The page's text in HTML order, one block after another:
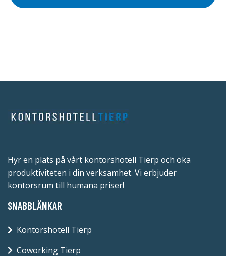
Hyr en plats på vårt kontorshotell Tierp och öka
produktiviteten i din verksamhet. Vi erbjuder
kontorsrum till humana priser!
SNABBLÄNKAR
Kontorshotell Tierp
Coworking Tierp